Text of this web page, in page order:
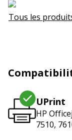
Tous les
UPrint
HP
7510,